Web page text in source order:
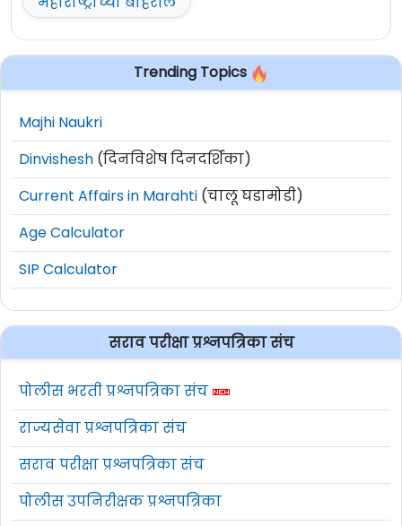
Trending Topics
Majhi Naukri
Dinvishesh (दिनविशेष दिनदर्शिका)
Current Affairs in Marahti (चालू घडामोडी)
Age Calculator
SIP Calculator
सराव परीक्षा प्रश्नपत्रिका संच
पोलीस भरती प्रश्नपत्रिका संच
राज्यसेवा प्रश्नपत्रिका संच
सराव परीक्षा प्रश्नपत्रिका संच
पोलीस उपनिरीक्षक प्रश्नपत्रिका